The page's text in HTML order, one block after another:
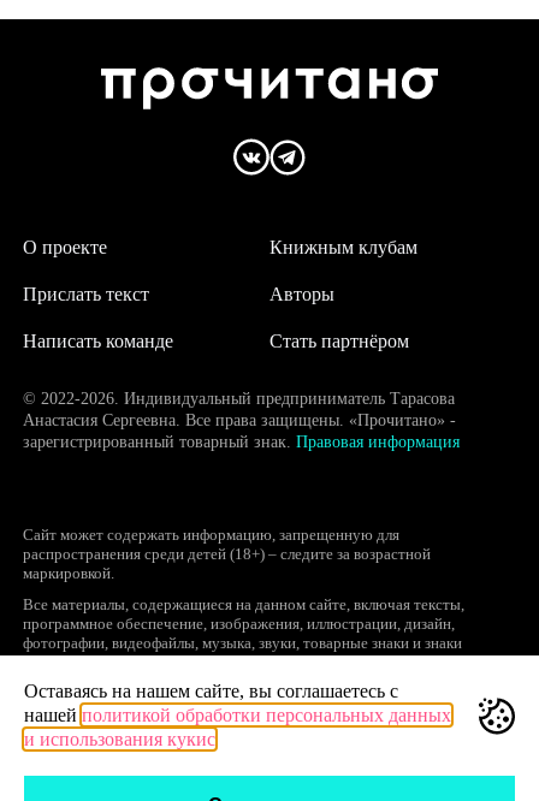
О проекте
Написать команде
Авторы
Прислать текст
Книжным клубам
Стать партнёром
© 2022-2026. Индивидуальный предприниматель Тарасова
Анастасия Сергеевна. Все права защищены. «Прочитано» -
зарегистрированный товарный знак. Правовая информация
Сайт может содержать информацию, запрещенную для
распространения среди детей (18+) – следите за возрастной
маркировкой.
Все материалы, содержащиеся на данном сайте, включая тексты,
программное обеспечение, изображения, иллюстрации, дизайн,
фотографии, видеофайлы, музыка, звуки, товарные знаки и знаки
объектами интеллектуальной собственности, исключительные права на
использование которых принадлежат правообладателям.
Запрещается полное или частичное копирование и распространение (в
том числе, путем воспроизведения и размещения на других сайтах и
Оставаясь на нашем сайте, вы соглашаетесь с
нашей политикой обработки персональных данных
и использования кукис